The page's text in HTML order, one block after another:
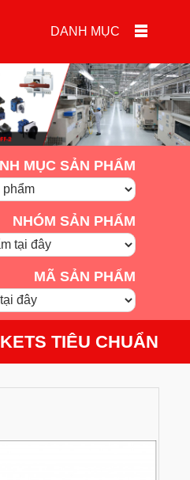
DANH MỤC
MỤC SẢN PHẨM
NHÓM SẢN PHẨM
MÃ SẢN PHẨM
TIÊU CHUẨN